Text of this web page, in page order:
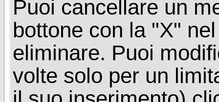
Puoi cancellare un
bottone con la "X"
eliminare. Puoi
volte solo per un